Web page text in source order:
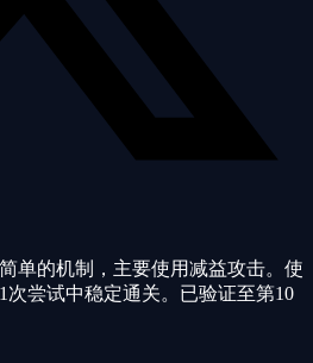
单的机制，主要使用减益攻击。使
次尝试中稳定通关。已验证至第10